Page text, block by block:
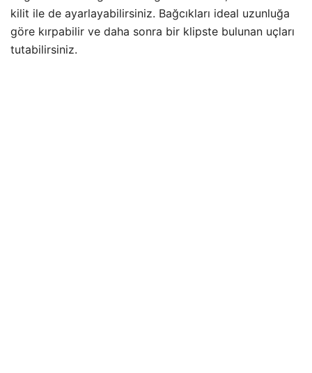
kilit ile de ayarlayabilirsiniz. Bağcıkları ideal uzunluğa
göre kırpabilir ve daha sonra bir klipste bulunan uçları
tutabilirsiniz.